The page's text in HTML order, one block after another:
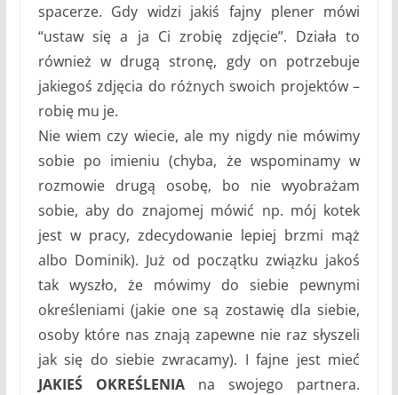
spacerze. Gdy widzi jakiś fajny plener mówi
“ustaw się a ja Ci zrobię zdjęcie”. Działa to
również w drugą stronę, gdy on potrzebuje
jakiegoś zdjęcia do różnych swoich projektów –
robię mu je.
Nie wiem czy wiecie, ale my nigdy nie mówimy
sobie po imieniu (chyba, że wspominamy w
rozmowie drugą osobę, bo nie wyobrażam
sobie, aby do znajomej mówić np. mój kotek
jest w pracy, zdecydowanie lepiej brzmi mąż
albo Dominik). Już od początku związku jakoś
tak wyszło, że mówimy do siebie pewnymi
określeniami (jakie one są zostawię dla siebie,
osoby które nas znają zapewne nie raz słyszeli
jak się do siebie zwracamy). I fajne jest mieć
JAKIEŚ OKREŚLENIAna swojego partnera.